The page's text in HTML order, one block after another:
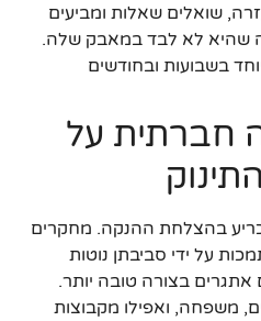
שואלים שאלות ומביעים
שהיא לא לבד במאבק שלה.
בשבועות ובחודשים
חברתית על
בהצלחת ההנקה. מחקרים
על ידי סביבתן נוטות
אתגרים בצורה טובה יותר.
משפחה, ואפילו מקבוצות